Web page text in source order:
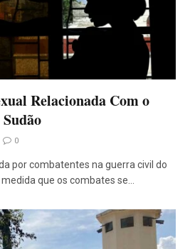
Relacionada Com o
0
por combatentes na guerra civil do
que os combates se…